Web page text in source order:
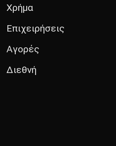
Χρήμα
Επιχειρήσεις
Αγορές
Διεθνή